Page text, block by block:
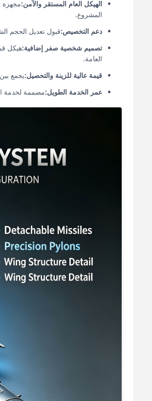
الهيكل العام المستقر والآمن:مجهزة
المشروع.
دعم التخصيص:قبول تعديل الحجم
تصميم شخصية صفر إضافية:هيكل
العامة.
قيمة عالية للزينة والتحصيل:يجمع
عمر الخدمة الطويل:مصممة لخدمة البيئات